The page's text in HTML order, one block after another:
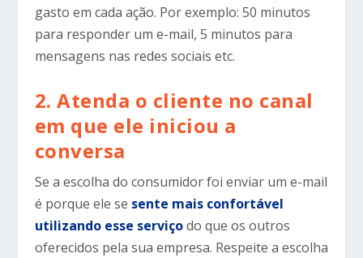
gasto em cada ação. Por exemplo: 50 minutos
para responder um e-mail, 5 minutos para
mensagens nas redes sociais etc.
2. Atenda o cliente no canal
em que ele iniciou a
conversa
Se a escolha do consumidor foi enviar um e-mail
é porque ele se sente mais confortável
utilizando esse serviçodo que os outros
oferecidos pela sua empresa. Respeite a escolha